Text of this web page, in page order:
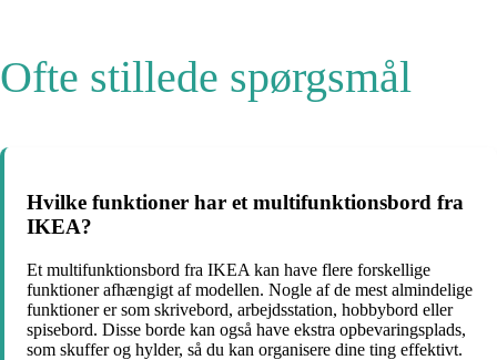
Ofte stillede spørgsmål
Hvilke funktioner har et multifunktionsbord fra
IKEA?
Et multifunktionsbord fra IKEA kan have flere forskellige
funktioner afhængigt af modellen. Nogle af de mest almindelige
funktioner er som skrivebord, arbejdsstation, hobbybord eller
spisebord. Disse borde kan også have ekstra opbevaringsplads,
som skuffer og hylder, så du kan organisere dine ting effektivt.